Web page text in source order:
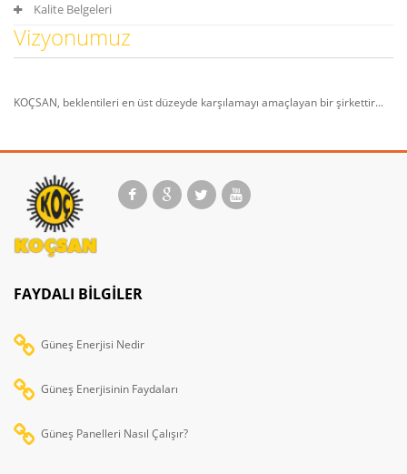
Kalite Belgeleri
Vizyonumuz
KOÇSAN, beklentileri en üst düzeyde karşılamayı amaçlayan bir şirkettir...
FAYDALI BILGILER
Güneş Enerjisi Nedir
Güneş Enerjisinin Faydaları
Güneş Panelleri Nasıl Çalışır?